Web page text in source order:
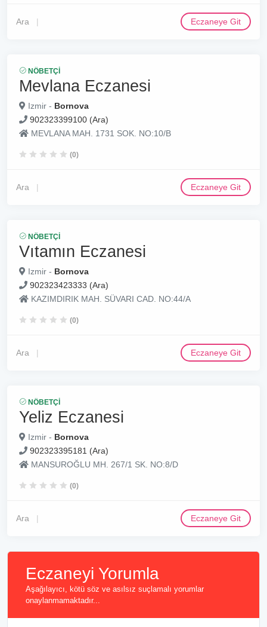
Ara Eczaneye Git
NÖBETÇI
Mevlana Eczanesi
Izmir - Bornova
902323399100 (Ara)
MEVLANA MAH. 1731 SOK. NO:10/B
(0)
Ara Eczaneye Git
NÖBETÇI
Vıtamın Eczanesi
Izmir - Bornova
902323423333 (Ara)
KAZIMDIRIK MAH. SÜVARI CAD. NO:44/A
(0)
Ara Eczaneye Git
NÖBETÇI
Yeliz Eczanesi
Izmir - Bornova
902323395181 (Ara)
MANSUROĞLU MH. 267/1 SK. NO:8/D
(0)
Ara Eczaneye Git
Eczaneyi Yorumla
Aşağılayıcı, kötü söz ve asılsız suçlamalı yorumlar
onaylanmamaktadır...